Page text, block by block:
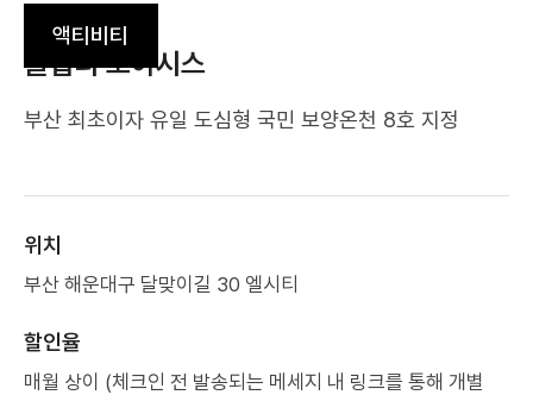
액티비티
클럽디 오아시스
부산 최초이자 유일 도심형 국민 보양온천 8호 지정
위치
부산 해운대구 달맞이길 30 엘시티
할인율
매월 상이 (체크인 전 발송되는 메세지 내 링크를 통해 개별